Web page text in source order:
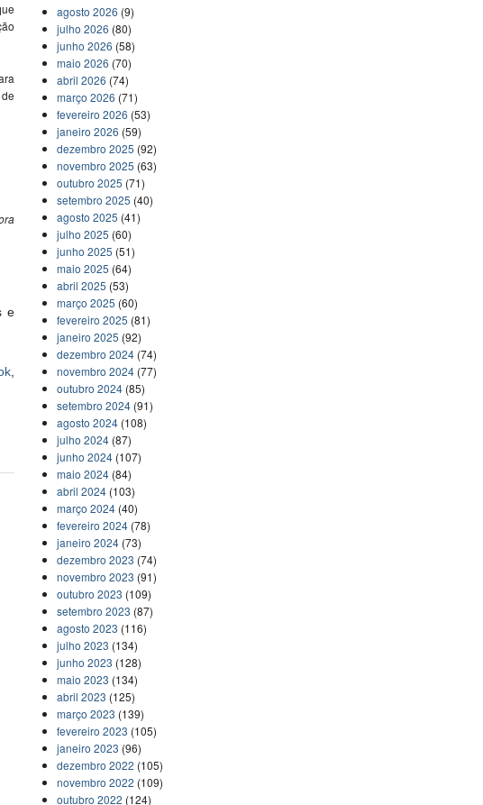
e
,
agosto 2026 (9)
julho 2026 (80)
junho 2026 (58)
maio 2026 (70)
abril 2026 (74)
março 2026 (71)
fevereiro 2026 (53)
janeiro 2026 (59)
dezembro 2025 (92)
novembro 2025 (63)
outubro 2025 (71)
setembro 2025 (40)
agosto 2025 (41)
julho 2025 (60)
junho 2025 (51)
maio 2025 (64)
abril 2025 (53)
março 2025 (60)
fevereiro 2025 (81)
janeiro 2025 (92)
dezembro 2024 (74)
novembro 2024 (77)
outubro 2024 (85)
setembro 2024 (91)
agosto 2024 (108)
julho 2024 (87)
junho 2024 (107)
maio 2024 (84)
abril 2024 (103)
março 2024 (40)
fevereiro 2024 (78)
janeiro 2024 (73)
dezembro 2023 (74)
novembro 2023 (91)
outubro 2023 (109)
setembro 2023 (87)
agosto 2023 (116)
julho 2023 (134)
junho 2023 (128)
maio 2023 (134)
abril 2023 (125)
março 2023 (139)
fevereiro 2023 (105)
janeiro 2023 (96)
dezembro 2022 (105)
novembro 2022 (109)
outubro 2022 (124)